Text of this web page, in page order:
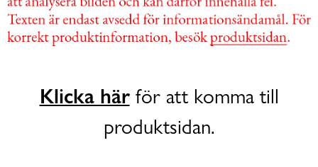
Klicka härför att komma till
produktsidan.